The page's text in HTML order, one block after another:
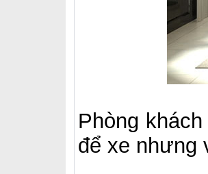
Phòng
để xe nhưng